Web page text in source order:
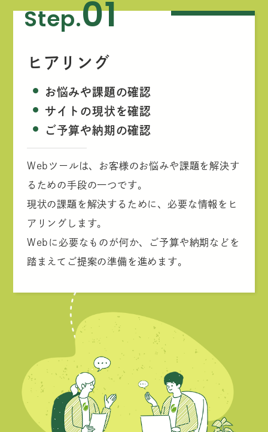
Step.01
ヒアリング
お悩みや課題の確認
サイトの現状を確認
ご予算や納期の確認
Webツールは、お客様のお悩みや課題を解決す
るための手段の一つです。
現状の課題を解決するために、必要な情報をヒ
アリングします。
Webに必要なものが何か、ご予算や納期などを
踏まえてご提案の準備を進めます。